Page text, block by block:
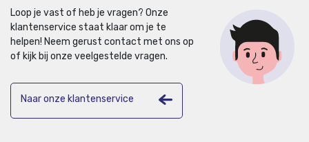
Loop je vast of heb je vragen? Onze
klantenservice staat klaar om je te
helpen! Neem gerust contact met ons op
of kijk bij onze veelgestelde vragen.
Naar onze klantenservice